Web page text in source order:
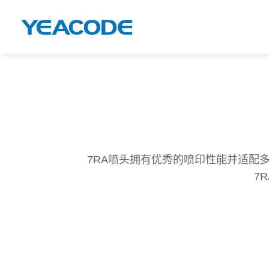
7RA喷头拥有优秀的喷印性能并适配